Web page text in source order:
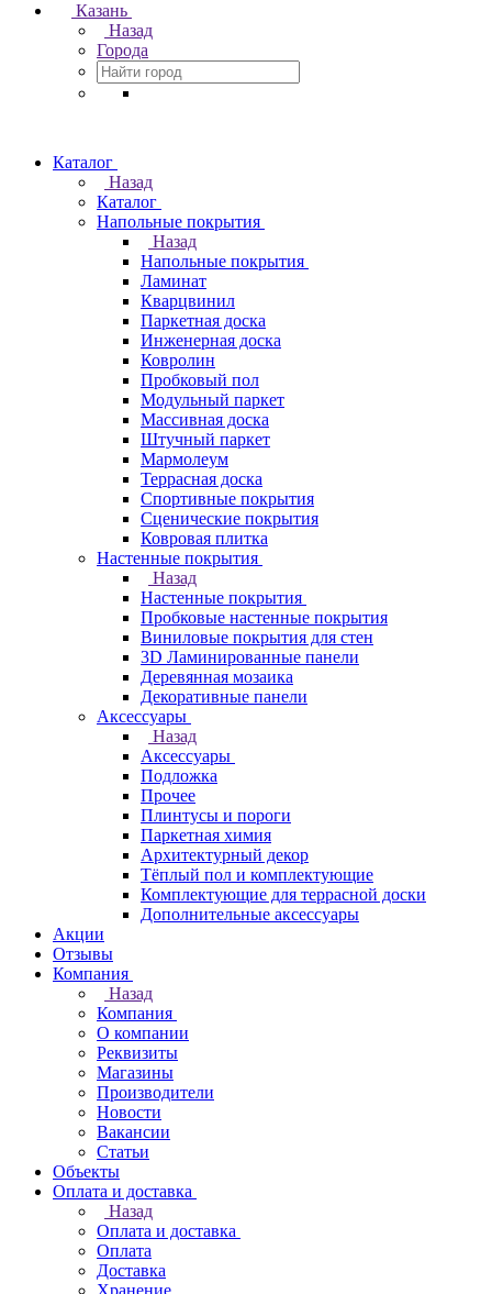
Казань
Назад
Города
Каталог
Назад
Каталог
Напольные покрытия
Назад
Напольные покрытия
Ламинат
Кварцвинил
Паркетная доска
Инженерная доска
Ковролин
Пробковый пол
Модульный паркет
Массивная доска
Штучный паркет
Мармолеум
Террасная доска
Спортивные покрытия
Сценические покрытия
Ковровая плитка
Настенные покрытия
Назад
Настенные покрытия
Пробковые настенные покрытия
Виниловые покрытия для стен
3D Ламинированные панели
Деревянная мозаика
Декоративные панели
Аксессуары
Назад
Аксессуары
Подложка
Прочее
Плинтусы и пороги
Паркетная химия
Архитектурный декор
Тёплый пол и комплектующие
Комплектующие для террасной доски
Дополнительные аксессуары
Акции
Отзывы
Компания
Назад
Компания
О компании
Реквизиты
Магазины
Производители
Новости
Вакансии
Статьи
Объекты
Оплата и доставка
Назад
Оплата и доставка
Оплата
Доставка
Хранение